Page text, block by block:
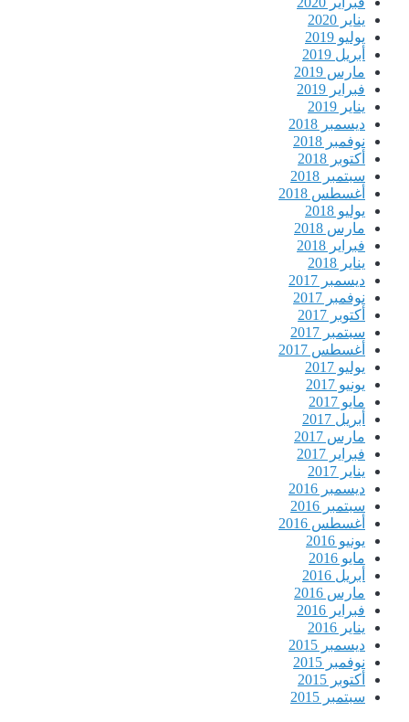
يناير 2020
يوليو 2019
أبريل 2019
مارس 2019
فبراير 2019
يناير 2019
ديسمبر 2018
نوفمبر 2018
أكتوبر 2018
سبتمبر 2018
أغسطس 2018
يوليو 2018
مارس 2018
فبراير 2018
يناير 2018
ديسمبر 2017
نوفمبر 2017
أكتوبر 2017
سبتمبر 2017
أغسطس 2017
يوليو 2017
يونيو 2017
مايو 2017
أبريل 2017
مارس 2017
فبراير 2017
يناير 2017
ديسمبر 2016
سبتمبر 2016
أغسطس 2016
يونيو 2016
مايو 2016
أبريل 2016
مارس 2016
فبراير 2016
يناير 2016
ديسمبر 2015
نوفمبر 2015
أكتوبر 2015
سبتمبر 2015